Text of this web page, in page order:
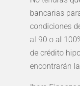
bancarias
condiciones
al 90 o al
de crédito
encontrarán